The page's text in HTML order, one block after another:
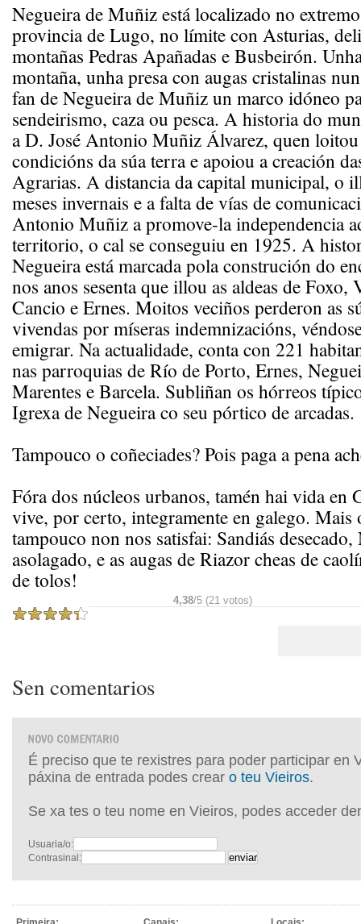
Negueira de Muñiz está localizado no
provincia de Lugo, no límite con Asturias,
montañas Pedras Apañadas e Busbeirón.
montaña, unha presa con augas cristalinas
fan de Negueira de Muñiz un marco idóneo
sendeirismo, caza ou pesca. A historia do
a D. José Antonio Muñiz Álvarez, quen
condicións da súa terra e apoiou a creación
Agrarias. A distancia da capital municipal, o
meses invernais e a falta de vías de
Antonio Muñiz a promove-la independencia
territorio, o cal se conseguiu en 1925. A
Negueira está marcada pola construción do
nos anos sesenta que illou as aldeas de
Cancio e Ernes. Moitos veciños perderon as
vivendas por míseras indemnizacións,
emigrar. Na actualidade, conta con 221
nas parroquias de Río de Porto, Ernes,
Marentes e Barcela. Subliñan os hórreos
Igrexa de Negueira co seu pórtico de arcadas.
Tampouco o coñeciades? Pois paga a pena
Fóra dos núcleos urbanos, tamén hai vida en
vive, por certo, integramente en galego. Mais
tampouco non nos satisfai: Sandiás desecado,
asolagado, e as augas de Riazor cheas de
de tolos!
4,38/5 (21 votos)
Sen comentarios
É preciso que te rexistres para poder participar en
páxina de entrada podes crear o teu Vieiros.
Se xa tes o teu nome en Vieiros, podes acceder
Usuaria/o:
Contrasinal: